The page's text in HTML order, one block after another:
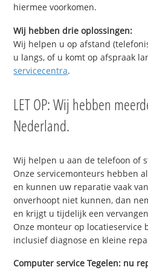
hiermee voorkomen.
Wij hebben drie oplossingen:
Wij helpen u op afstand
u langs, of u komt op afspraak
servicecentra.
LET OP: Wij hebben
Nederland.
Wij helpen u aan de telefoon of
Onze servicemonteurs hebben
en kunnen uw reparatie vaak
onverhoopt niet kunnen, dan
en krijgt u tijdelijk een
Onze monteur op locatieservice
inclusief diagnose en kleine
Computer service Tegelen: nu